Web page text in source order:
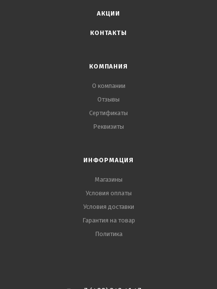
АКЦИИ
КОНТАКТЫ
КОМПАНИЯ
О компании
Отзывы
Сертификаты
Реквизиты
ИНФОРМАЦИЯ
Магазины
Условия оплаты
Условия доставки
Гарантия на товар
Политика